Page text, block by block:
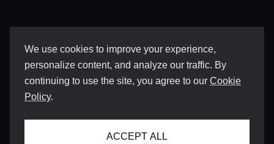
We use cookies to improve your experience,
personalize content, and analyze our traffic. By
continuing to use the site, you agree to our Cookie
Policy.
ACCEPT ALL